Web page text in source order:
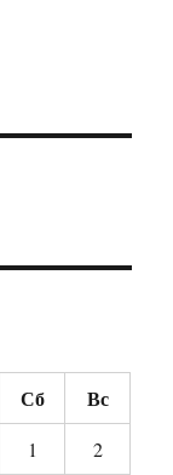
Сб Вс
1
2